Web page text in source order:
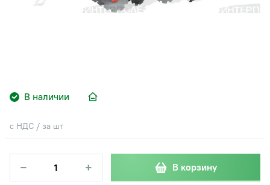
В наличии
с НДС / за шт
− + В корзину